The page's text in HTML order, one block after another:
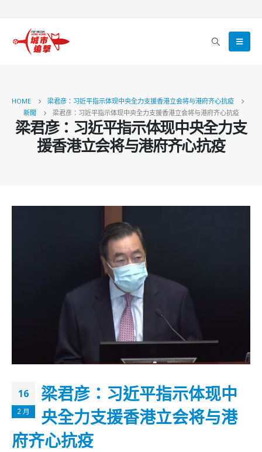
HOME
梁君彦：习近平指示体现中央全力支援香港立会将与港府齐心抗疫
新聞
梁君彦：习近平指示体现中央全力支援香港立会将与港府齐心抗疫
梁君彦：习近平指示体现中央全力支
援香港立会将与港府齐心抗疫
16
2 月
梁君彦：习近平指示体现中
央全力支援香港立会将与港
府齐心抗疫